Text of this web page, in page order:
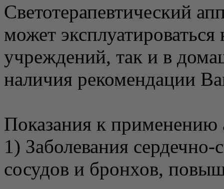
Светотерапевтический
может
учреждений, так и в
наличия рекомендации
Показания к
1) Заболевания
сосудов и бронхов,